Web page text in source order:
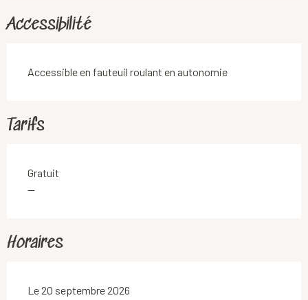
Accessibilité
Accessible en fauteuil roulant en autonomie
Tarifs
Gratuit
—
Horaires
Le 20 septembre 2026